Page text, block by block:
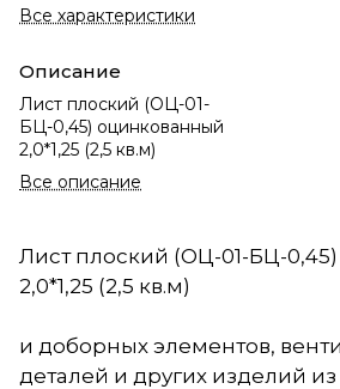
Все характеристики
Описание
Лист плоский (ОЦ-01-
БЦ-0,45) оцинкованный
2,0*1,25 (2,5 кв.м)
Все описание
Лист плоский (ОЦ-01-БЦ-
2,0*1,25 (2,5 кв.м)
и доборных элементов,
деталей и других изделий